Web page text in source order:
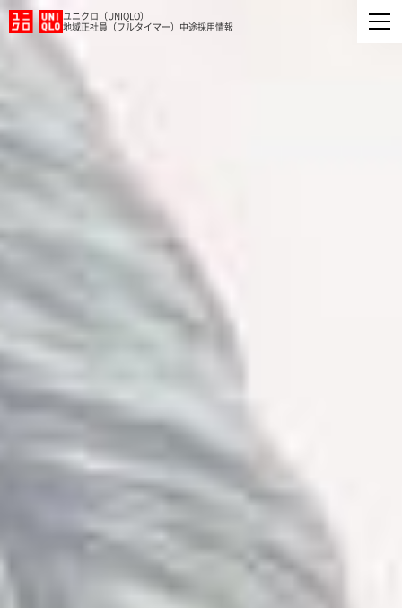
ユニクロ（UNIQLO）
地域正社員（フルタイマー）中途採用情報